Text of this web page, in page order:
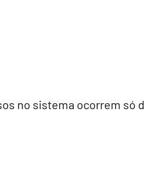
no sistema ocorrem só